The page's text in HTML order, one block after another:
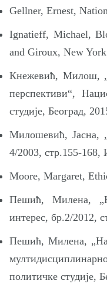
Gellner, Ernest,
Ignatieff, Michael,
and Giroux, New
Кнежевић, Милош,
перспективи“,
студије, Београд,
Милошевић, Јасна,
4/2003, стр.155-168,
Moore, Margaret,
Пешић, Милена,
интерес, бр.2/2012,
Пешић, Милена,
политичке студије,